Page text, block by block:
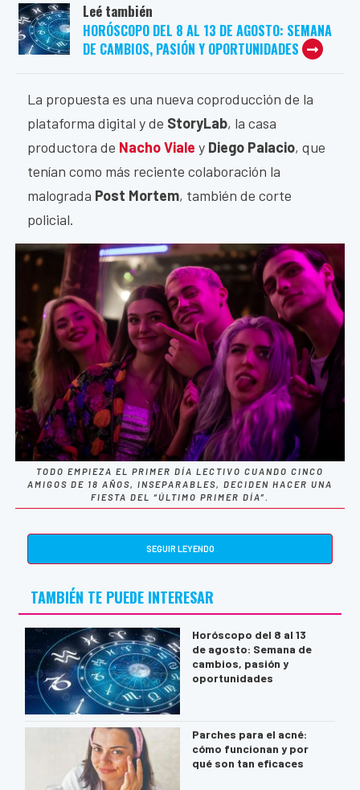
Leé también
HORÓSCOPO DEL 8 AL 13 DE AGOSTO: SEMANA
DE CAMBIOS, PASIÓN Y OPORTUNIDADES
La propuesta es una nueva coproducción de la
plataforma digital y de StoryLab, la casa
productora de Nacho Viale y Diego Palacio, que
tenían como más reciente colaboración la
malograda Post Mortem, también de corte
policial.
TODO EMPIEZA EL PRIMER DÍA LECTIVO CUANDO CINCO
AMIGOS DE 18 AÑOS, INSEPARABLES, DECIDEN HACER UNA
FIESTA DEL “ÚLTIMO PRIMER DÍA”.
SEGUIR LEYENDO
TAMBIÉN TE PUEDE INTERESAR
Horóscopo del 8 al 13
de agosto: Semana de
cambios, pasión y
oportunidades
Parches para el acné:
cómo funcionan y por
qué son tan eficaces